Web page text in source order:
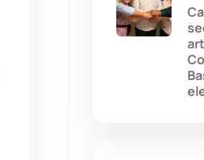
Candiba
Cândido Sales